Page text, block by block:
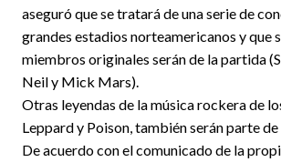
aseguró que se tratará de una serie de
grandes estadios norteamericanos y que
miembros originales serán de la partida
Neil y Mick Mars).
Otras leyendas de la música rockera de
Leppard y Poison, también serán parte de
De acuerdo con el comunicado de la